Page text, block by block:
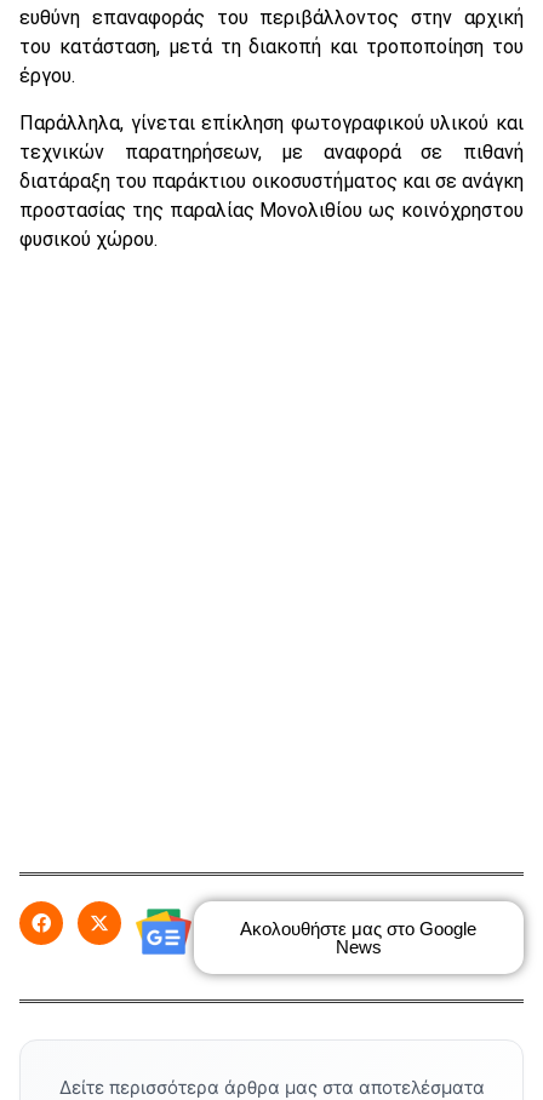
ευθύνη επαναφοράς του περιβάλλοντος στην αρχική
του κατάσταση, μετά τη διακοπή και τροποποίηση του
έργου.
Παράλληλα, γίνεται επίκληση φωτογραφικού υλικού και
τεχνικών παρατηρήσεων, με αναφορά σε πιθανή
διατάραξη του παράκτιου οικοσυστήματος και σε ανάγκη
προστασίας της παραλίας Μονολιθίου ως κοινόχρηστου
φυσικού χώρου.
Ακολουθήστε μας στο Google
News
Δείτε περισσότερα άρθρα μας στα αποτελέσματα